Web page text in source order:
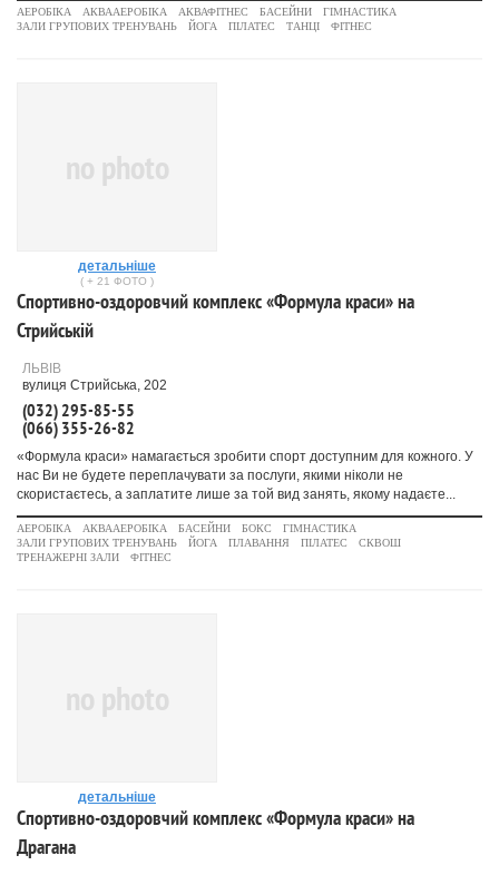
АЕРОБІКА АКВААЕРОБІКА АКВАФІТНЕС БАСЕЙНИ
ГІМНАСТИКА
ЗАЛИ ГРУПОВИХ ТРЕНУВАНЬ
ЙОГА ПІЛАТЕС ТАНЦІ ФІТНЕС
no photo
детальніше
( + 21 ФОТО )
Спортивно-оздоровчий комплекс «Формула краси» на
Стрийській
ЛЬВІВ
вулиця Стрийська, 202
(032) 295-85-55
(066) 355-26-82
«Формула краси» намагається зробити спорт доступним для кожного. У
нас Ви не будете переплачувати за послуги, якими ніколи не
скористаєтесь, а заплатите лише за той вид занять, якому надаєте...
АЕРОБІКА АКВААЕРОБІКА БАСЕЙНИ БОКС
ГІМНАСТИКА
ЗАЛИ ГРУПОВИХ ТРЕНУВАНЬ
ЙОГА ПЛАВАННЯ ПІЛАТЕС
СКВОШ
ТРЕНАЖЕРНІ ЗАЛИ
ФІТНЕС
no photo
детальніше
Спортивно-оздоровчий комплекс «Формула краси» на
Драгана